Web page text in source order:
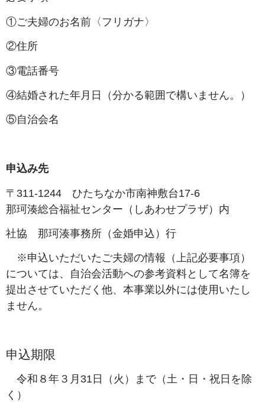
①ご夫婦のお名前〈フリガナ〉
②住所
③電話番号
④結婚された年月日（分かる範囲で構いません。）
⑤自治会名
申込み先
〒311-1244 ひたちなか市南神敷台17-6
那珂湊総合福祉センター（しあわせプラザ）内
社協 那珂湊事務所（金婚申込）行
※申込いただいたご夫婦の情報（上記必要事項）
については、自治会活動への参考資料として名簿を
提出させていただく他、本事業以外には使用いたし
ません。
申込期限
令和８年３月31日（火）まで（土・日・祝日を除
く）